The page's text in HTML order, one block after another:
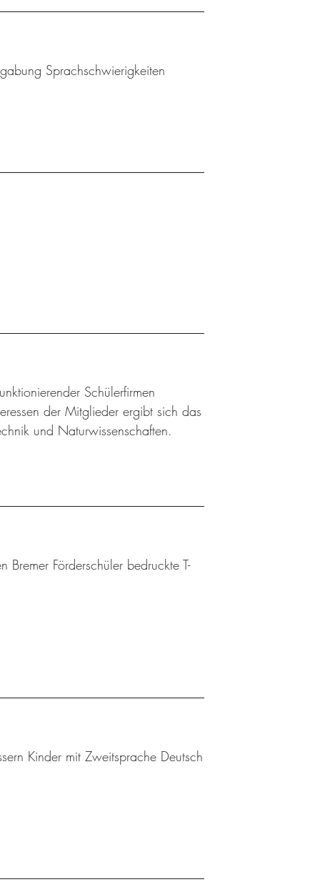
Sprachschwierigkeiten
Schülerfirmen
der Mitglieder ergibt sich das
und Naturwissenschaften.
Bremer Förderschüler bedruckte T-
Kinder mit Zweitsprache Deutsch